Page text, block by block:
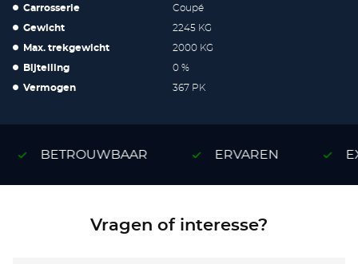
Carrosserie Coupé
Gewicht 2245 KG
Max. trekgewicht 2000 KG
Bijtelling 0 %
Vermogen 367 PK
BETROUWBAAR ERVAREN
Vragen of interesse?